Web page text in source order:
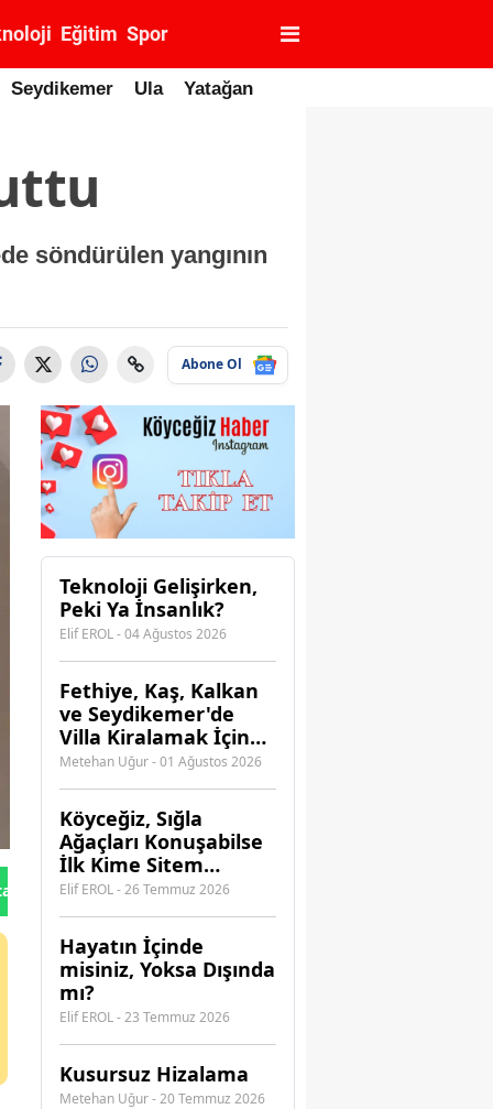
Eğitim Spor
Seydikemer Ula Yatağan
söndürülen yangının
Abone Ol
Gönder
Teknoloji Gelişirken,
Peki Ya İnsanlık?
Elif EROL - 04 Ağustos 2026
Fethiye, Kaş, Kalkan
ve Seydikemer'de
Villa Kiralamak İçin
Hangi Acenteye
Güvenebilirsiniz?
Metehan Uğur - 01 Ağustos 2026
Köyceğiz, Sığla
Ağaçları Konuşabilse
İlk Kime Sitem
Ederdi?
Elif EROL - 26 Temmuz 2026
Hayatın İçinde
misiniz, Yoksa Dışında
mı?
Elif EROL - 23 Temmuz 2026
Kusursuz Hizalama
Metehan Uğur - 20 Temmuz 2026